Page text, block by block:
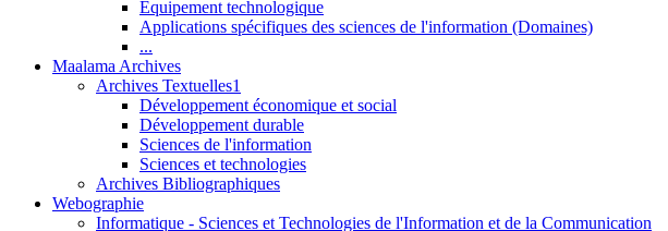
Equipement technologique
Applications spécifiques des sciences de l'information (Domaines)
...
Maalama Archives
Archives Textuelles1
Développement économique et social
Développement durable
Sciences de l'information
Sciences et technologies
Archives Bibliographiques
Webographie
Informatique - Sciences et Technologies de l'Information et de la Communication